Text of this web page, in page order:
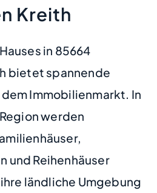
Kreith
in 85664
bietet spannende
Immobilienmarkt. In
werden
und Reihenhäuser
ländliche Umgebung